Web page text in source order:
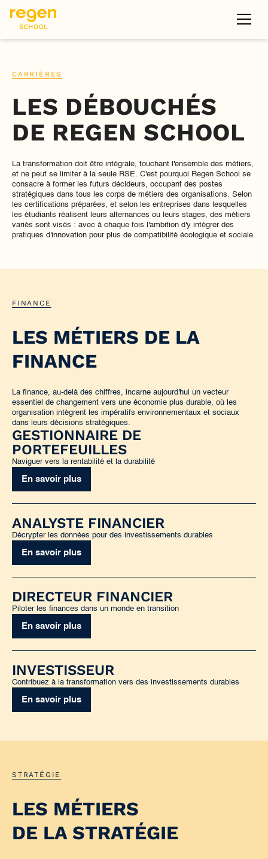
CARRIÈRES
LES DÉBOUCHÉS
DE REGEN SCHOOL
La transformation doit être intégrale, touchant l'ensemble des métiers,
et ne peut se limiter à la seule RSE. C'est pourquoi Regen School se
consacre à former les futurs décideurs, occupant des postes
stratégiques dans tous les corps de métiers des organisations. Selon
les certifications préparées, et selon les entreprises dans lesquelles
les étudiants réalisent leurs alternances ou leurs stages, des métiers
variés sont visés : avec à chaque fois l'ambition d'y intégrer des
pratiques d'innovation pour plus de compatibilité écologique et sociale.
FINANCE
LES MÉTIERS DE LA
FINANCE
La finance, au-delà des chiffres, incarne aujourd'hui un vecteur
essentiel de changement vers une économie plus durable, où les
organisation intègrent les impératifs environnementaux et sociaux
dans leurs décisions stratégiques.
GESTIONNAIRE DE
PORTEFEUILLES
Naviguer vers la rentabilité et la durabilité
En savoir plus
ANALYSTE FINANCIER
Décrypter les données pour des investissements durables
En savoir plus
DIRECTEUR FINANCIER
Piloter les finances dans un monde en transition
En savoir plus
INVESTISSEUR
Contribuez à la transformation vers des investissements durables
En savoir plus
STRATÉGIE
LES MÉTIERS
DE LA STRATÉGIE